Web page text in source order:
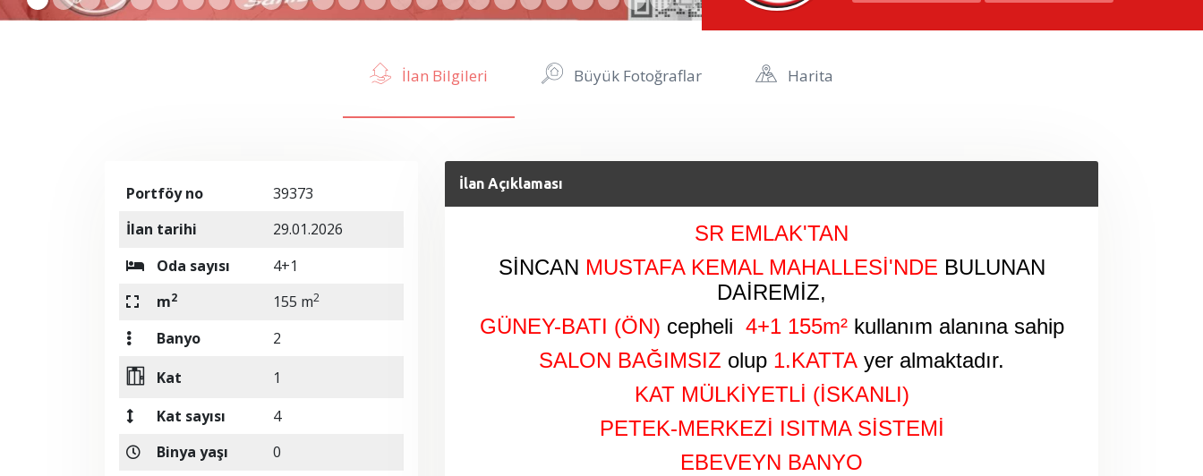
İlan Bilgileri Büyük Fotoğraflar Harita
Portföy no
39373
İlan tarihi
29.01.2026
Oda sayısı
4+1
m2 155 m2
Banyo
2
Kat
1
Kat sayısı
4
Binya yaşı
0
İlan Açıklaması
SR EMLAK'TAN
SİNCAN MUSTAFA KEMAL MAHALLESİ'NDE BULUNAN
DAİREMİZ,
GÜNEY-BATI (ÖN) cepheli 4+1155m²kullanım alanına sahip
SALON BAĞIMSIZ olup 1.KATTA yer almaktadır.
KAT MÜLKİYETLİ (İSKANLI)
PETEK-MERKEZİ ISITMA SİSTEMİ
EBEVEYN BANYO